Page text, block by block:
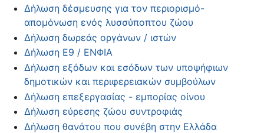
Δήλωση δέσμευσης για τον περιορισμό-
απομόνωση ενός λυσσύποπτου ζώου
Δήλωση δωρεάς οργάνων / ιστών
Δήλωση Ε9 / ΕΝΦΙΑ
Δήλωση εξόδων και εσόδων των υποψήφιων
δημοτικών και περιφερειακών συμβούλων
Δήλωση επεξεργασίας - εμπορίας οίνου
Δήλωση εύρεσης ζώου συντροφιάς
Δήλωση θανάτου που συνέβη στην Ελλάδα